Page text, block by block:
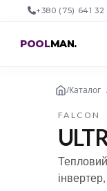
+380 (75) 641 32
POOLMAN.
/Каталог
FALCON